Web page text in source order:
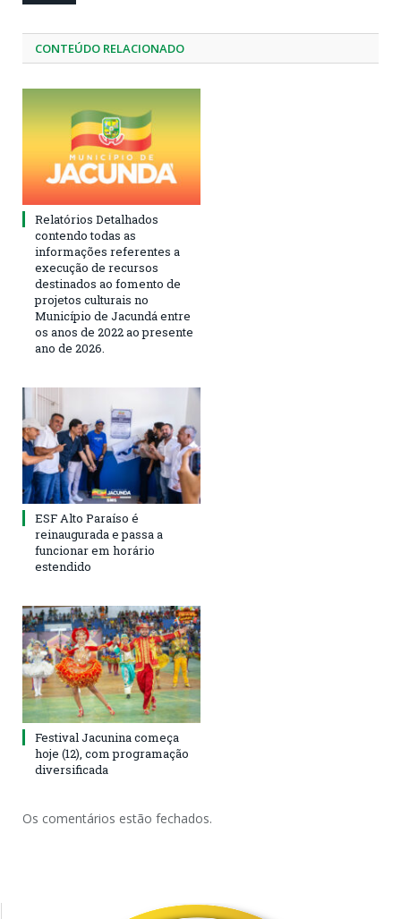
CONTEÚDO RELACIONADO
Relatórios Detalhados
contendo todas as
informações referentes a
execução de recursos
destinados ao fomento de
projetos culturais no
Município de Jacundá entre
os anos de 2022 ao presente
ano de 2026.
ESF Alto Paraíso é
reinaugurada e passa a
funcionar em horário
estendido
Festival Jacunina começa
hoje (12), com programação
diversificada
Os comentários estão fechados.